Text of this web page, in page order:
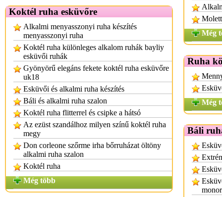
Koktél ruha esküvőre
Alkalmi menyasszonyi ruha készítés
menyasszonyi ruha
Koktél ruha különleges alkalom ruhák bayliy
esküvői ruhák
Gyönyörű elegáns fekete koktél ruha esküvőre
uk18
Esküvői és alkalmi ruha készítés
Báli és alkalmi ruha szalon
Koktél ruha flitterrel és csipke a hátsó
Az ezüst szandálhoz milyen színű koktél ruha
megy
Don corleone szőrme irha bőrruházat öltöny
alkalmi ruha szalon
Koktél ruha
Még több
Még
Ruha
Még
Báli